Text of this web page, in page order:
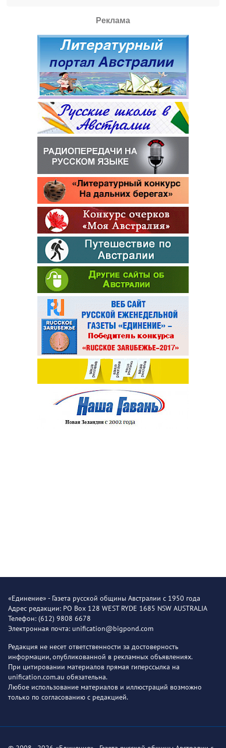
Реклама
«Единение» - Газета русской общины Австралии с 1950 года
Адрес редакции: PO Box 128 WEST RYDE 1685 NSW AUSTRALIA
Телефон: (612) 9808 6678
Электронная почта: unification@bigpond.com
Редакция не несет ответственности за достоверность
информации, опубликованной в рекламных объявлениях.
При цитировании материалов прямая гиперссылка на
unification.com.au обязательна.
Любое использование материалов и иллюстраций возможно
только по согласованию с редакцией.